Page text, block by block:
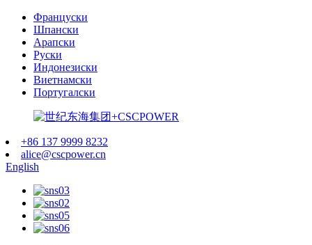
Француски
Шпански
Арапски
Руски
Индонезиски
Виетнамски
Португалски
+86 137 9999 8232
alice@cscpower.cn
English